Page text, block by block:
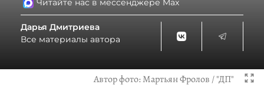
Читайте нас в мессенджере Max
Дарья Дмитриева
Все материалы автора
Автор фото:Мартьян Фролов / "ДП"